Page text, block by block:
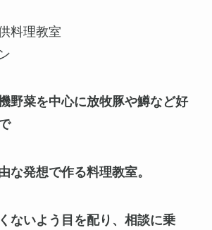
料理教室
野菜を中心に放牧豚や鱒など好
な発想で作る料理教室。
ないよう目を配り、相談に乗